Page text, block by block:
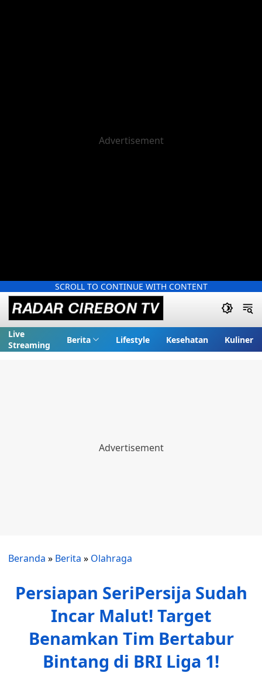
SCROLL TO CONTINUE WITH CONTENT
Live
Streaming
Berita Lifestyle Kesehatan Kuliner
Beranda » Berita » Olahraga
Persiapan SeriPersija Sudah
Incar Malut! Target
Benamkan Tim Bertabur
Bintang di BRI Liga 1!